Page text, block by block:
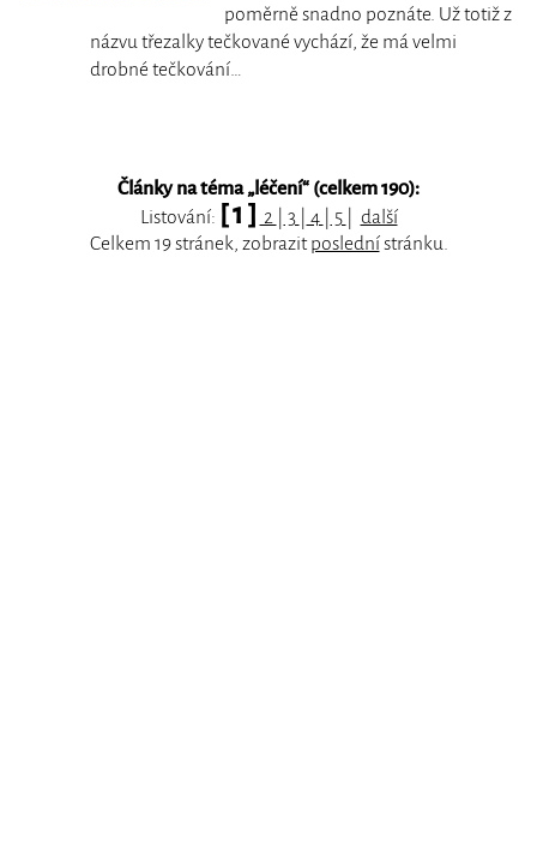
poměrně snadno poznáte. Už totiž z
názvu třezalky tečkované vychází, že má velmi
drobné tečkování…
Články na téma „léčení“ (celkem 190):
Listování: [ 1 ] 2 3 4 5
další
Celkem 19 stránek, zobrazitposlednístránku.